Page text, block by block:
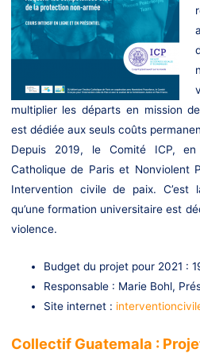
multiplier les départs en mission
est dédiée aux seuls coûts
Depuis 2019, le Comité ICP,
Catholique de Paris et Nonviolent
Intervention civile de paix. C’est
qu’une formation universitaire est
violence.
Budget du projet pour 2021 :
Responsable : Marie Bohl,
Site internet :
Collectif Guatemala :